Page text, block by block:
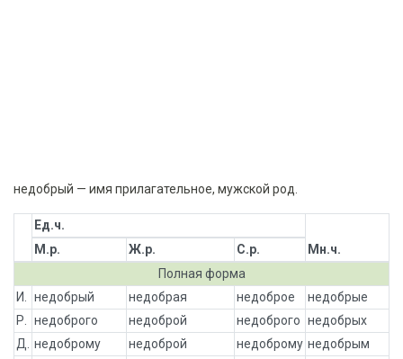
недобрый — имя прилагательное, мужской род.
Ед.ч.
Мн.ч.
М.р. Ж.р.
С.р.
Полная форма
И.
недобрый недобрая недоброе
недобрые
Р.
недоброго недоброй недоброго недобрых
Д.
недоброму недоброй недоброму недобрым